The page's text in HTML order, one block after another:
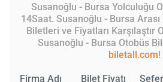
Susanoğlu - Bursa Yolculuğu
14Saat. Susanoğlu - Bursa Arası
Biletleri ve Fiyatları Karşılaştır
Susanoğlu - Bursa Otobüs
biletall.com!
Firma Adı Bilet Fiyatı Sefer